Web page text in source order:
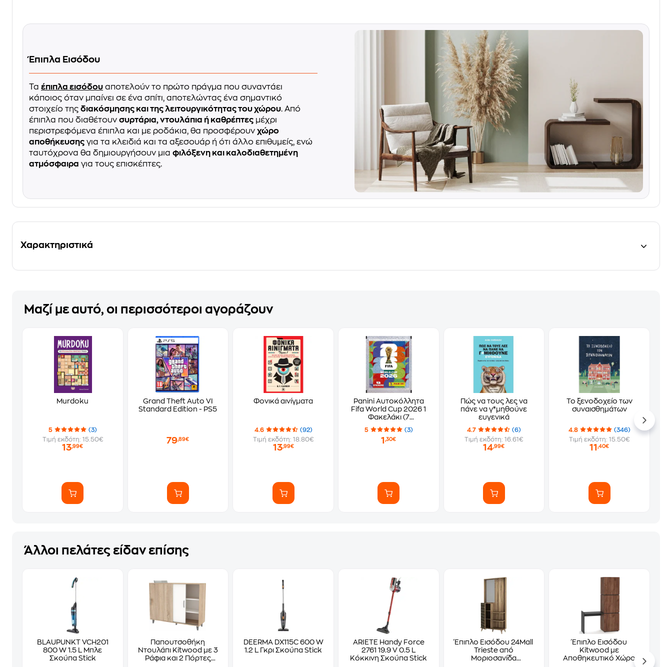
Έπιπλα Εισόδου
Τα έπιπλα εισόδου αποτελούν το πρώτο πράγμα που συναντάει
κάποιος όταν μπαίνει σε ένα σπίτι, αποτελώντας ένα σημαντικό
στοιχείο της διακόσμησης και της λειτουργικότητας του χώρου. Από
έπιπλα που διαθέτουν συρτάρια, ντουλάπια ή καθρέπτες μέχρι
περιστρεφόμενα έπιπλα και με ροδάκια, θα προσφέρουν χώρο
αποθήκευσης για τα κλειδιά και τα αξεσουάρ ή ότι άλλο επιθυμείς, ενώ
ταυτόχρονα θα δημιουργήσουν μια φιλόξενη και καλοδιαθετημένη
ατμόσφαιρα για τους επισκέπτες.
Χαρακτηριστικά
Μαζί με αυτό, οι περισσότεροι αγοράζουν
Murdoku
5
(3)
Τιμή εκδότη: 15.50€
13,99€
Grand Theft Auto VI
Standard Edition - PS5
79,89€
Φονικά αινίγματα
4.6
(92)
Τιμή εκδότη: 18.80€
13,99€
Panini Αυτοκόλλητα
Fifa World Cup 2026 1
Φακελάκι (7
Αυτοκόλλητα)
5 (3)
1,30€
Πώς να τους λες να
πάνε να γ*μηθούνε
ευγενικά
4.7
(6)
Τιμή εκδότη: 16.61€
14,99€
Το ξενοδοχείο των
συναισθημάτων
4.8
(346)
Τιμή εκδότη: 15.50€
11,40€
Άλλοι πελάτες είδαν επίσης
BLAUPUNKT VCH201
800 W 1.5 L Μπλε
Σκούπα Stick
Παπουτσοθήκη
Ντουλάπι Kitwood με 3
Ράφια και 2 Πόρτες
DEERMA DX115C 600 W
1.2 L Γκρι Σκούπα Stick
ARIETE Handy Force
2761 19.9 V 0.5 L
Κόκκινη Σκούπα Stick
Έπιπλο Εισόδου 24Mall
Trieste από
Μοριοσανίδα
Έπιπλο Εισόδου
Kitwood με
Αποθηκευτικό Χώρο